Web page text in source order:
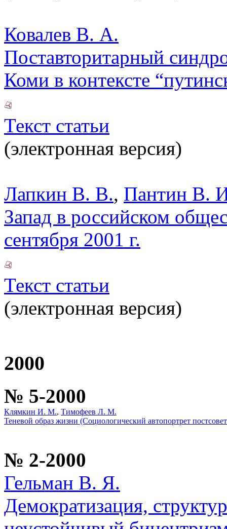
Ковалев В. А.
Поставторитарный
Коми в контексте
Текст статьи
(электронная версия)
Лапкин В. В., Пантин В.
Запад в российском
сентября 2001 г.
Текст статьи
(электронная версия)
2000
№ 5-2000
Клямкин И. М., Тимофеев Л. М.
Теневой образ жизни (Социологический автопортрет
№ 2-2000
Гельман В. Я.
Демократизация,